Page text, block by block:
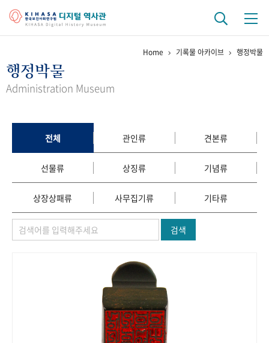
걸어온 길 기관 변천사
정책과 연구 키워드로 보는 연구 역사
연구자들
간행물 변천사
기록물 아카이브
사진 아카이브 문서 기록물 행정박물 영상 기록물
숫자로 보는 50년 50+1
Home 기록물 아카이브 행정박물
행정박물
Administration Museum
전체 관인류 견본류
선물류 상징류 기념류
상장상패류 사무집기류 기타류
검색